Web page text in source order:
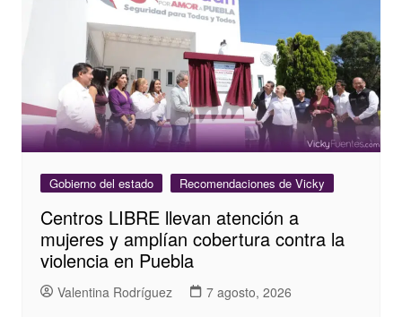
Gobierno del estado Recomendaciones de Vicky
Centros LIBRE llevan atención a
mujeres y amplían cobertura contra la
violencia en Puebla
Valentina Rodríguez 7 agosto, 2026